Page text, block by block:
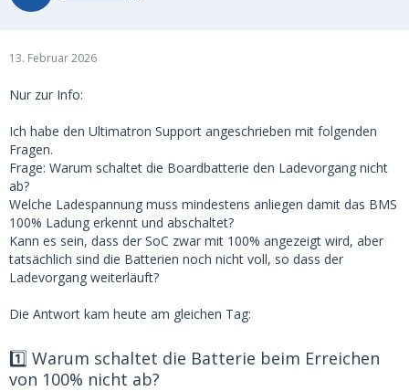
13. Februar 2026
Nur zur Info:
Ich habe den Ultimatron Support angeschrieben mit folgenden
Fragen.
Frage: Warum schaltet die Boardbatterie den Ladevorgang nicht
ab?
Welche Ladespannung muss mindestens anliegen damit das BMS
100% Ladung erkennt und abschaltet?
Kann es sein, dass der SoC zwar mit 100% angezeigt wird, aber
tatsächlich sind die Batterien noch nicht voll, so dass der
Ladevorgang weiterläuft?
Die Antwort kam heute am gleichen Tag:
1️⃣ Warum schaltet die Batterie beim Erreichen
von 100% nicht ab?